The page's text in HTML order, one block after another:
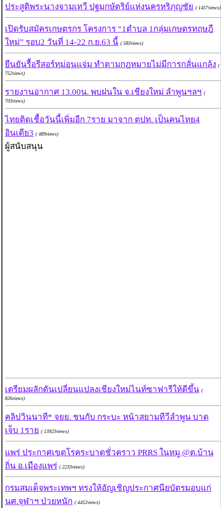
ประสูติพระนางจามเทวี ปฐมกษัตริย์แห่งนครหริภุญชัย ( 1457views)
เปิดรับสมัครเกษตรกร โครงการ “1ตำบล 1กลุ่มเกษตรทฤษฎี
ใหม่” รอบ2 วันที่ 14-22 ก.ย.63 นี้ ( 583views)
ยืนยันรื้อรีสอร์ทม่อนแจ่ม ทำตามกฎหมายไม่มีการกลั่นแกล้ง (
752views)
รายงานอากาศ 13.00น. พบฝนใน จ.เชียงใหม่ ลำพูนฯลฯ (
703views)
ไทยติดเชื้อวันนี้เพิ่มอีก 7ราย มาจาก ตปท. เป็นคนไทย4
อินเดีย3 ( 489views)
ผู้สนับสนุน
เตรียมผลักดันเปลี่ยนแปลงเชียงใหม่ไนท์ซาฟารีให้ดีขึ้น (
826views)
คลิปวินนาที* จยย. ชนกับ กระบะ หน้าสยามทีวีลำพูน บาด
เจ็บ 1ราย ( 13923views)
แพร่ ประกาศเขตโรคระบาดชั่วคราว PRRS ในหมู @ต.บ้าน
ถิ่น อ.เมืองแพร่ ( 2233views)
กรมสมเด็จพระเทพฯ ทรงให้อัญเชิญประกาศนียบัตรมอบแก่
นศ.จุฬาฯ ป่วยหนัก ( 4452views)